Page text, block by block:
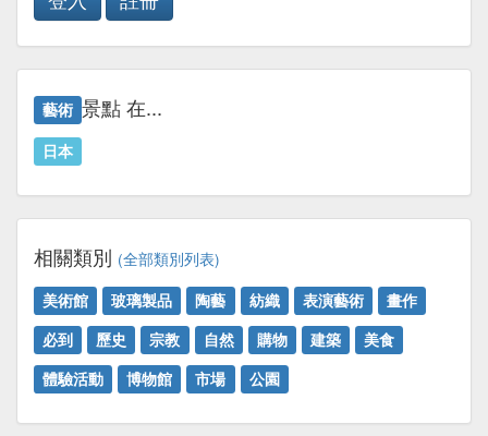
藝術 景點 在...
日本
相關類別 (全部類別列表)
美術館
玻璃製品 陶藝 紡織 表演藝術
畫作
必到
歷史 宗教 自然 購物 建築
美食
體驗活動
博物館 市場 公園